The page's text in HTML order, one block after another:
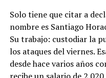
Solo tiene que citar a
nombre es Santiago
Su trabajo: custodiar la
los ataques del viernes.
desde hace varios años